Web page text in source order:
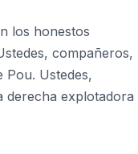
los honestos
compañeros,
Ustedes,
derecha explotadora